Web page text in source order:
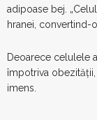
adipoase bej.
hranei, convertind-
Deoarece celulele
împotriva
imens.